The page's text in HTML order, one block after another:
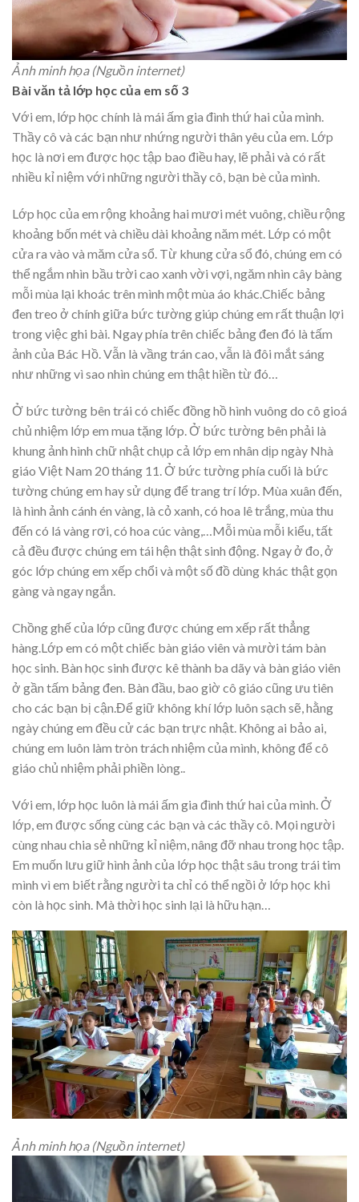
Ảnh minh họa (Nguồn internet)
Bài văn tả lớp học của em số 3
Với em, lớp học chính là mái ấm gia đình thứ hai của mình.
Thầy cô và các bạn như nhứng người thân yêu của em. Lớp
học là nơi em được học tập bao điều hay, lẽ phải và có rất
nhiều kỉ niệm với những người thầy cô, bạn bè của mình.
Lớp học của em rộng khoảng hai mươi mét vuông, chiều rộng
khoảng bốn mét và chiều dài khoảng năm mét. Lớp có một
cửa ra vào và măm cửa sổ. Từ khung cửa sổ đó, chúng em có
thể ngắm nhìn bầu trời cao xanh vời vợi, ngăm nhìn cây bàng
mỗi mùa lại khoác trên mình một mùa áo khác.Chiếc bảng
đen treo ở chính giữa bức tường giúp chúng em rất thuận lợi
trong việc ghi bài. Ngay phía trên chiếc bảng đen đó là tấm
ảnh của Bác Hồ. Vẫn là vầng trán cao, vẫn là đôi mắt sáng
như những vì sao nhìn chúng em thật hiền từ đó…
Ở bức tường bên trái có chiếc đồng hồ hình vuông do cô gioá
chủ nhiệm lớp em mua tặng lớp. Ở bức tường bên phải là
khung ảnh hình chữ nhật chụp cả lớp em nhân dịp ngày Nhà
giáo Việt Nam 20 tháng 11. Ở bức tường phía cuối là bức
tường chúng em hay sử dụng để trang trí lớp. Mùa xuân đến,
là hình ảnh cánh én vàng, là cỏ xanh, có hoa lê trắng, mùa thu
đến có lá vàng rơi, có hoa cúc vàng,…Mỗi mùa mỗi kiểu, tất
cả đều được chúng em tái hện thật sinh động. Ngay ở đo, ở
góc lớp chúng em xếp chổi và một số đồ dùng khác thật gọn
gàng và ngay ngắn.
Chồng ghế của lớp cũng được chúng em xếp rất thẳng
hàng.Lớp em có một chiếc bàn giáo viên và mười tám bàn
học sinh. Bàn học sinh được kê thành ba dãy và bàn giáo viên
ở gần tấm bảng đen. Bàn đầu, bao giờ cô giáo cũng ưu tiên
cho các bạn bị cận.Để giữ không khí lớp luôn sạch sẽ, hằng
ngày chúng em đều cử các bạn trực nhật. Không ai bảo ai,
chúng em luôn làm tròn trách nhiệm của mình, không để cô
giáo chủ nhiệm phải phiền lòng..
Với em, lớp học luôn là mái ấm gia đình thứ hai của mình. Ở
lớp, em được sống cùng các bạn và các thầy cô. Mọi người
cùng nhau chia sẻ những kỉ niệm, nâng đỡ nhau trong học tập.
Em muốn lưu giữ hình ảnh của lớp học thật sâu trong trái tim
mình vì em biết rằng người ta chỉ có thể ngồi ở lớp học khi
còn là học sinh. Mà thời học sinh lại là hữu hạn…
Ảnh minh họa (Nguồn internet)